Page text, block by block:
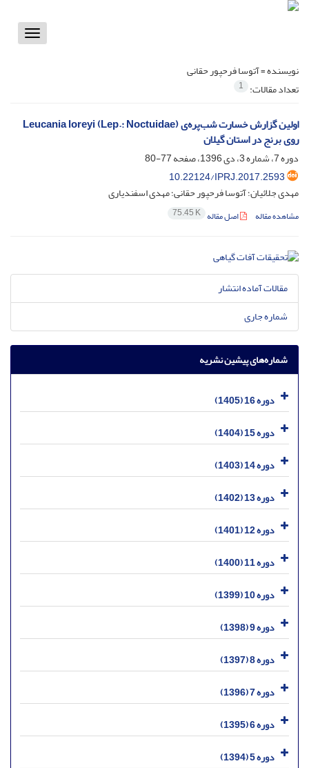
Toggle
نویسنده =آتوسا فرحپور حقانی
تعداد مقالات: 1
اولین گزارش خسارت شب‌پره‌ی (Leucania loreyi (Lep.: Noctuidae
روی برنج در استان گیلان
دوره 7، شماره 3، دی 1396، صفحه
77-80
10.22124/IPRJ.2017.2593
مهدی جلائیان؛ آتوسا فرحپور حقانی؛ مهدی اسفندیاری
مشاهده مقاله اصل مقاله 75.45 K
مقالات آماده انتشار
شماره جاری
شماره‌های پیشین نشریه
دوره 16 (1405)
دوره 15 (1404)
دوره 14 (1403)
دوره 13 (1402)
دوره 12 (1401)
دوره 11 (1400)
دوره 10 (1399)
دوره 9 (1398)
دوره 8 (1397)
دوره 7 (1396)
دوره 6 (1395)
دوره 5 (1394)